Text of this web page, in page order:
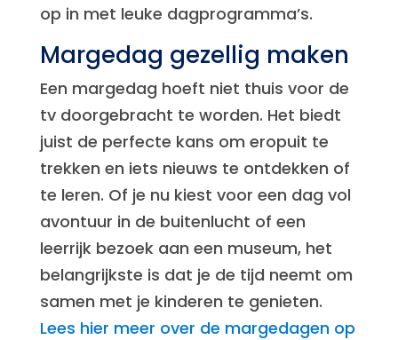
op in met leuke dagprogramma’s.
Margedag gezellig maken
Een margedag hoeft niet thuis voor de
tv doorgebracht te worden. Het biedt
juist de perfecte kans om eropuit te
trekken en iets nieuws te ontdekken of
te leren. Of je nu kiest voor een dag vol
avontuur in de buitenlucht of een
leerrijk bezoek aan een museum, het
belangrijkste is dat je de tijd neemt om
samen met je kinderen te genieten.
Lees hier meer over de margedagen op